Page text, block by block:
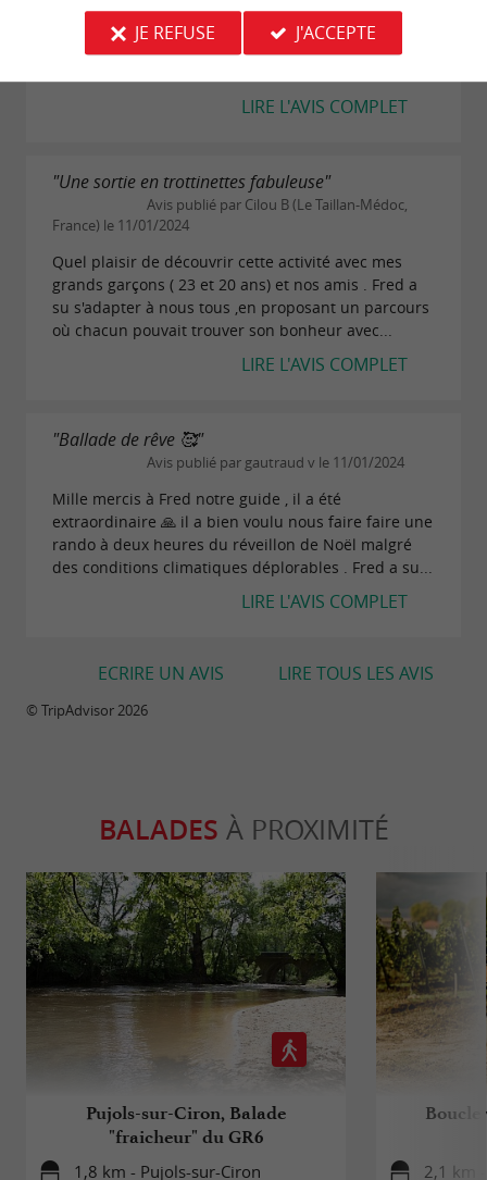
électrique au milieu des vignes et des château avec
les amis, avec en prime une très bonne dégustation!
LIRE L'AVIS COMPLET
"Une sortie en trottinettes fabuleuse"
Avis publié par Cilou B (Le Taillan-Médoc,
France) le 11/01/2024
Quel plaisir de découvrir cette activité avec mes
grands garçons ( 23 et 20 ans) et nos amis . Fred a
su s'adapter à nous tous ,en proposant un parcours
où chacun pouvait trouver son bonheur avec...
LIRE L'AVIS COMPLET
"Ballade de rêve 🥰"
Avis publié par gautraud v le 11/01/2024
Mille mercis à Fred notre guide , il a été
extraordinaire 🙏 il a bien voulu nous faire faire une
rando à deux heures du réveillon de Noël malgré
des conditions climatiques déplorables . Fred a su...
LIRE L'AVIS COMPLET
LIRE TOUS LES AVIS
ECRIRE UN AVIS
© TripAdvisor 2026
BALADES À PROXIMITÉ
Pujols-sur-Ciron, Balade
"fraicheur" du GR6
1,8 km - Pujols-sur-Ciron
Boucle
2,1 km
JE REFUSE
J'ACCEPTE